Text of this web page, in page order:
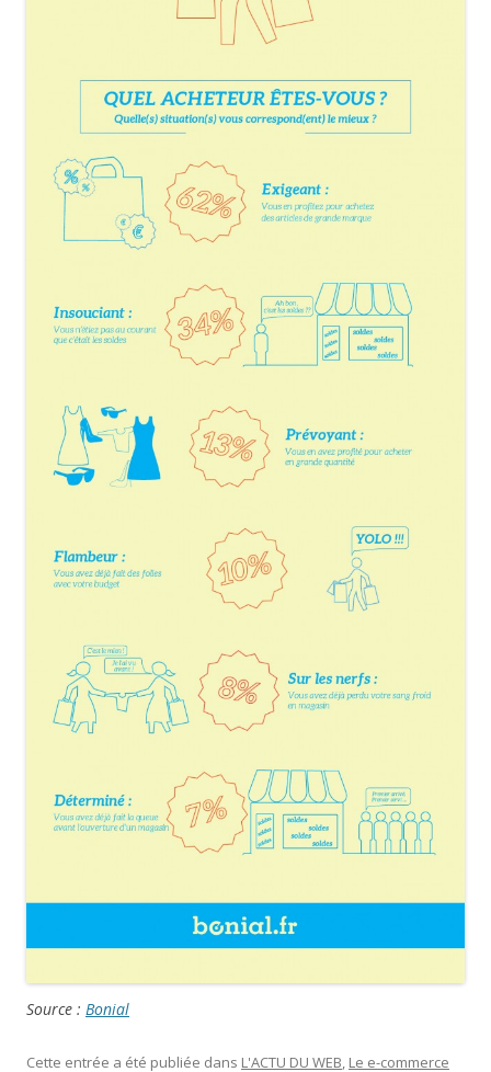
Source : Bonial
Cette entrée a été publiée dans L'ACTU DU WEB, Le e-commerce